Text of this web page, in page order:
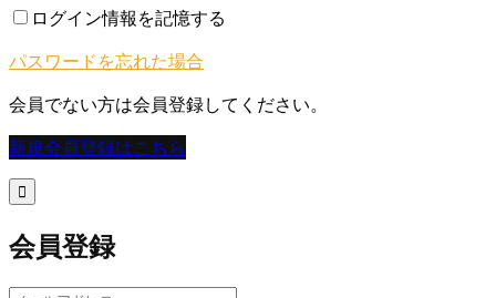
ログイン情報を記憶する
パスワードを忘れた場合
会員でない方は会員登録してください。
新規会員登録はこちら

会員登録